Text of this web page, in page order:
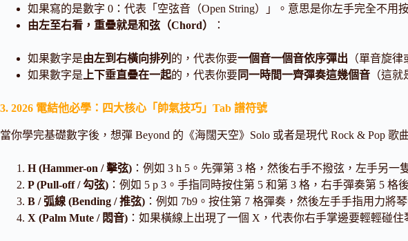
如果寫的是數字 0：代表「空弦音（Open String）」。意思是你左手完全不用
由左至右看，重疊就是和弦（Chord）
：
如果數字是由左到右橫向排列 的，代表你要一個音一個音依序彈出 （單音旋律
如果數字是 上下垂直疊在一起的，代表你要同一時間一齊彈奏這幾個音 （這
3. 2026 電結他必學：四大核心「帥氣技巧」Tab 譜符號
當你學完基礎數字後，想彈 Beyond 的《海闊天空》Solo 或者是現代 Rock & Pop
H (Hammer-on / 擊弦) ：例如 3 h 5。先彈第 3 格，然後右手不撥弦，左手另
P (Pull-off / 勾弦) ：例如 5 p 3。手指同時按住第 5 和第 3 格，右手彈奏第 5
B / 弧線 (Bending / 推弦) ：例如 7b9。按住第 7 格彈奏，然後左手手指用力將
X (Palm Mute / 悶音) ：如果橫線上出現了一個 X，代表你右手掌邊要輕輕碰